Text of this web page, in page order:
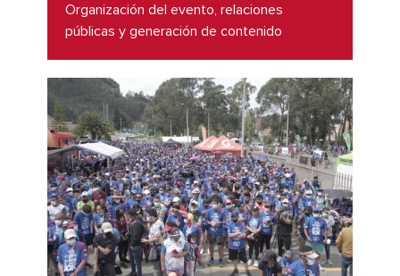
Organización del evento, relaciones
públicas y generación de contenido